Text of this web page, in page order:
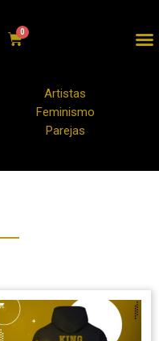
Artistas
Feminismo
Parejas